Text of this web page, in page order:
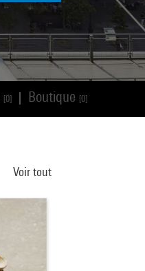
[0] Boutique [0]
Voir tout